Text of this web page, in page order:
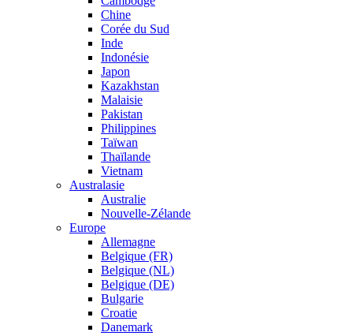
Chine
Corée du Sud
Inde
Indonésie
Japon
Kazakhstan
Malaisie
Pakistan
Philippines
Taïwan
Thaïlande
Vietnam
Australasie
Australie
Nouvelle-Zélande
Europe
Allemagne
Belgique (FR)
Belgique (NL)
Belgique (DE)
Bulgarie
Croatie
Danemark